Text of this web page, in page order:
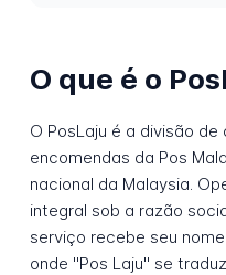
O que é o
O PosLaju é a divisão
encomendas da Pos
nacional da Malaysia.
integral sob a razão
serviço recebe seu
onde "Pos Laju" se